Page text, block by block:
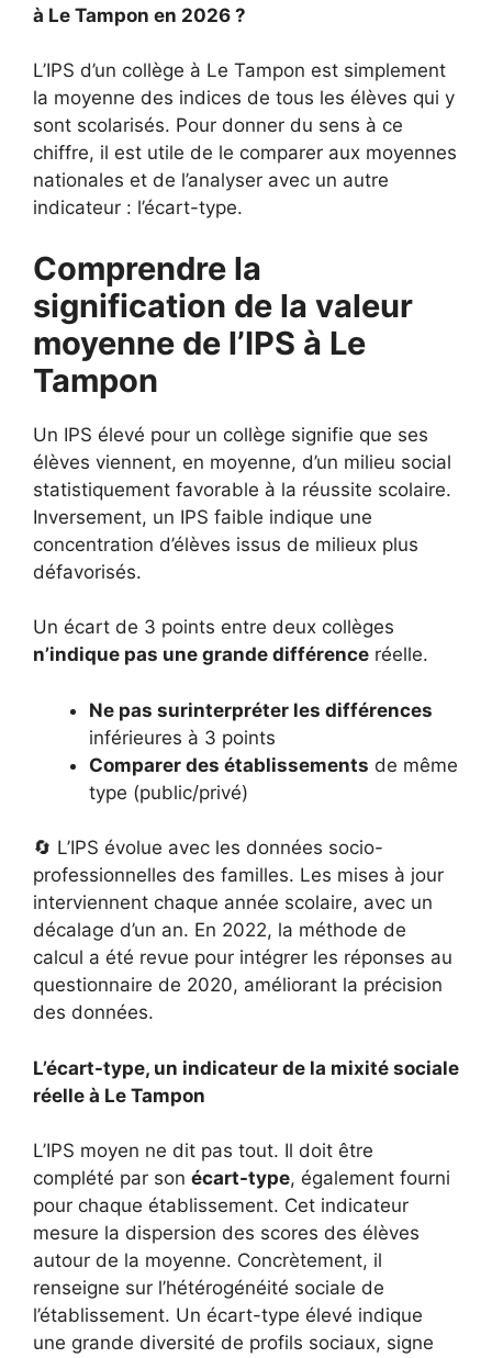
à Le Tampon en 2026 ?
L’IPS d’un collège à Le Tampon est simplement
la moyenne des indices de tous les élèves qui y
sont scolarisés. Pour donner du sens à ce
chiffre, il est utile de le comparer aux moyennes
nationales et de l’analyser avec un autre
indicateur : l’écart-type.
Comprendre la
signification de la valeur
moyenne de l’IPS à Le
Tampon
Un IPS élevé pour un collège signifie que ses
élèves viennent, en moyenne, d’un milieu social
statistiquement favorable à la réussite scolaire.
Inversement, un IPS faible indique une
concentration d’élèves issus de milieux plus
défavorisés.
Un écart de 3 points entre deux collèges
n’indique pas une grande différence réelle.
Ne pas surinterpréter les différences
inférieures à 3 points
Comparer des établissements de même
type (public/privé)
🔄 L’IPS évolue avec les données socio-
professionnelles des familles. Les mises à jour
interviennent chaque année scolaire, avec un
décalage d’un an. En 2022, la méthode de
calcul a été revue pour intégrer les réponses au
questionnaire de 2020, améliorant la précision
des données.
L’écart-type, un indicateur de la mixité sociale
réelle à Le Tampon
L’IPS moyen ne dit pas tout. Il doit être
complété par son écart-type, également fourni
pour chaque établissement. Cet indicateur
mesure la dispersion des scores des élèves
autour de la moyenne. Concrètement, il
renseigne sur l’hétérogénéité sociale de
l’établissement. Un écart-type élevé indique
une grande diversité de profils sociaux, signe